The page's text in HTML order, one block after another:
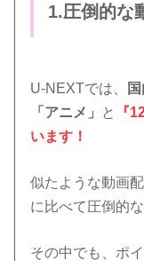
1.圧倒的な
U-NEXTでは、
「アニメ」
と
『
います！
似たような動画
に比べて圧倒的
その中でも、ポ